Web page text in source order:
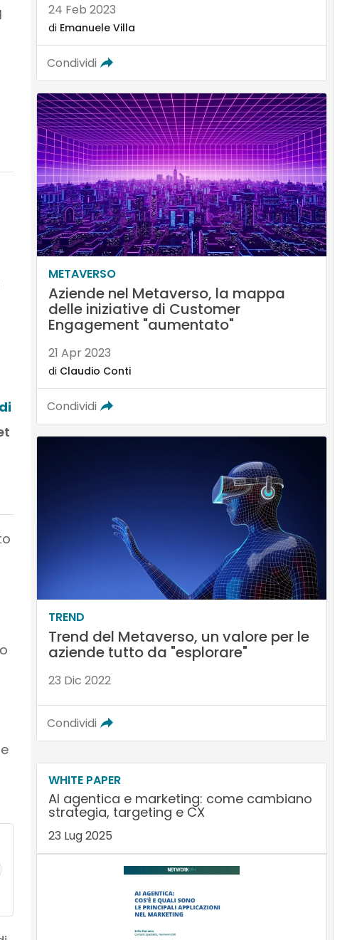
24 Feb 2023
di Emanuele Villa
Condividi
METAVERSO
Aziende nel Metaverso, la mappa
delle iniziative di Customer
Engagement "aumentato"
21 Apr 2023
di Claudio Conti
Condividi
TREND
Trend del Metaverso, un valore per le
aziende tutto da "esplorare"
23 Dic 2022
Condividi
WHITE PAPER
AI agentica e marketing: come cambiano
strategia, targeting e CX
23 Lug 2025